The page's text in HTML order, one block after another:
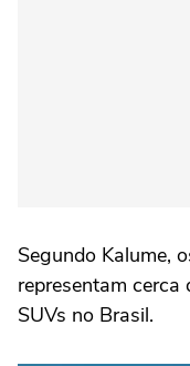
Segundo Kalume,
representam
SUVs no Brasil.